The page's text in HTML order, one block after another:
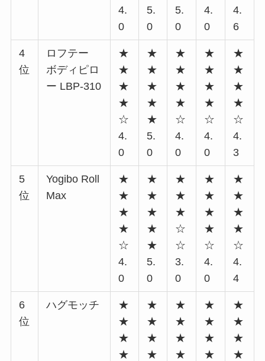
4.
0
5.
0
5.
0
4.
0
4.
6
4
位
ロフテー
ボディピロ
ー LBP-310
★
★
★
★
☆
4.
0
★
★
★
★
★
5.
0
★
★
★
★
☆
4.
0
★
★
★
★
☆
4.
0
★
★
★
★
☆
4.
3
5
位
Yogibo Roll
Max
★
★
★
★
☆
4.
0
★
★
★
★
★
5.
0
★
★
★
☆
☆
3.
0
★
★
★
★
☆
4.
0
★
★
★
★
☆
4.
4
6
位
ハグモッチ
★
★
★
★
★
★
★
★
★
★
★
★
★
★
★
★
★
★
★
★